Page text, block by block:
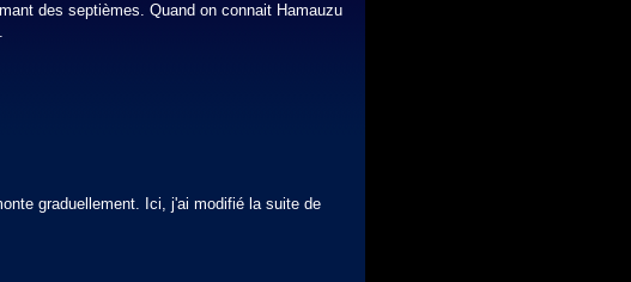
des septièmes. Quand on connait Hamauzu
graduellement. Ici, j'ai modifié la suite de